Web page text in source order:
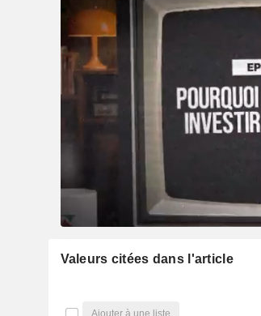
Valeurs citées dans l'article
Ajouter à une liste